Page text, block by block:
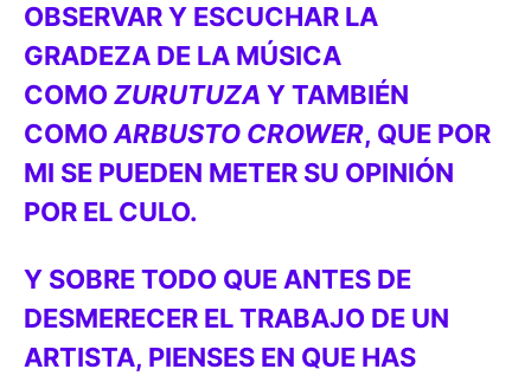
OBSERVAR Y ESCUCHAR LA
GRADEZA DE LA MÚSICA
COMO ZURUTUZA Y TAMBIÉN
COMO ARBUSTO CROWER, QUE POR
MI SE PUEDEN METER SU OPINIÓN
POR EL CULO.
Y SOBRE TODO QUE ANTES DE
DESMERECER EL TRABAJO DE UN
ARTISTA, PIENSES EN QUE HAS